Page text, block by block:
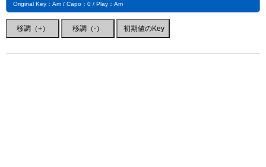
Original Key：Am / Capo：0 / Play：Am